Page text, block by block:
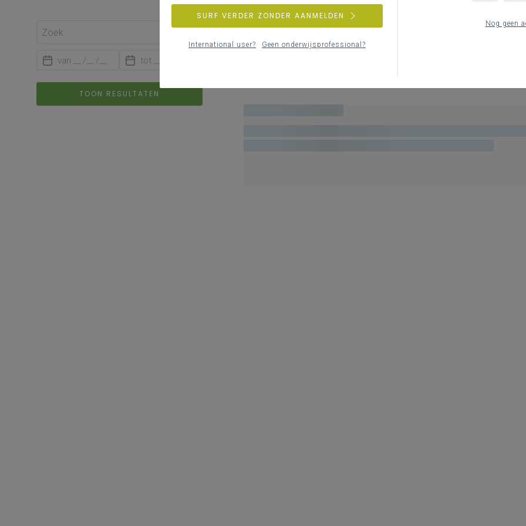
TOON RESULTATEN
Nog geen
SURF VERDER ZONDER AANMELDEN
International user? Geen onderwijsprofessional?